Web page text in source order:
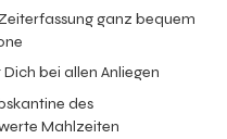
ganz bequem
bei allen Anliegen
des
Mahlzeiten